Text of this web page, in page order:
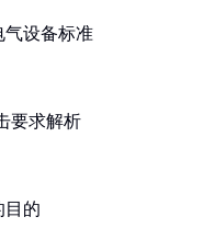
气设备标准
要求解析
目的